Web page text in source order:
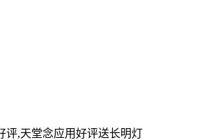
评,天堂念应用好评送长明灯